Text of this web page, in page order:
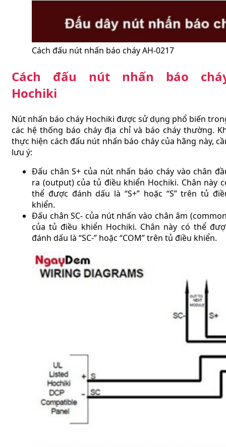
Cách đấu nút nhấn báo cháy AH-0217
Cách đấu nút nhấn báo
Hochiki
Nút nhấn báo cháy Hochiki được sử dụng phổ biến
các hệ thống báo cháy địa chỉ và báo cháy thường.
thực hiện cách đấu nút nhấn báo cháy của hãng này,
lưu ý:
Đấu chân S+ của nút nhấn báo cháy vào chân
ra (output) của tủ điều khiển Hochiki. Chân này
thể được đánh dấu là “S+” hoặc “S” trên tủ
khiển.
Đấu chân SC- của nút nhấn vào chân âm
của tủ điều khiển Hochiki. Chân này có thể
đánh dấu là “SC-” hoặc “COM” trên tủ điều khiển.